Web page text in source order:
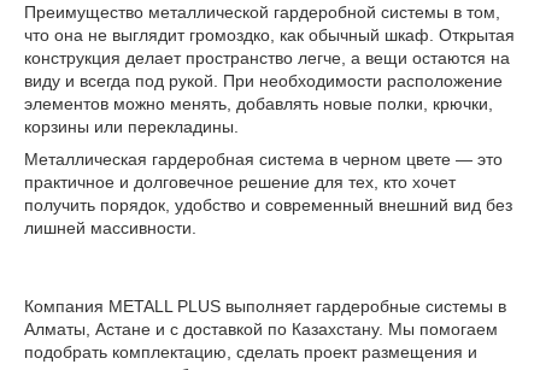
Преимущество металлической гардеробной системы в том,
что она не выглядит громоздко, как обычный шкаф. Открытая
конструкция делает пространство легче, а вещи остаются на
виду и всегда под рукой. При необходимости расположение
элементов можно менять, добавлять новые полки, крючки,
корзины или перекладины.
Металлическая гардеробная система в черном цвете — это
практичное и долговечное решение для тех, кто хочет
получить порядок, удобство и современный внешний вид без
лишней массивности.
Компания METALL PLUS выполняет гардеробные системы в
Алматы, Астане и с доставкой по Казахстану. Мы помогаем
подобрать комплектацию, сделать проект размещения и